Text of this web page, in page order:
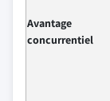
Avantage
concurrentiel